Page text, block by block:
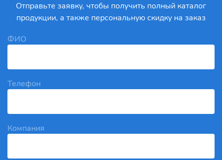
Отправьте заявку, чтобы получить полный каталог
продукции, а также персональную скидку на заказ
ФИО
Телефон
Компания